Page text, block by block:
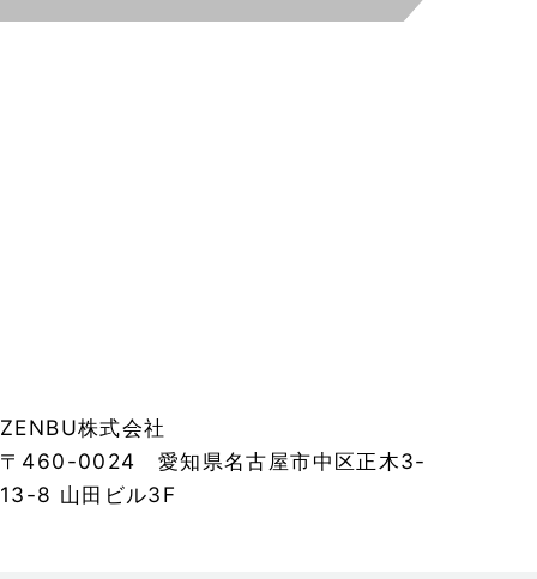
ZENBU株式会社
〒460-0024 愛知県名古屋市中区正木3-
13-8 山田ビル3F